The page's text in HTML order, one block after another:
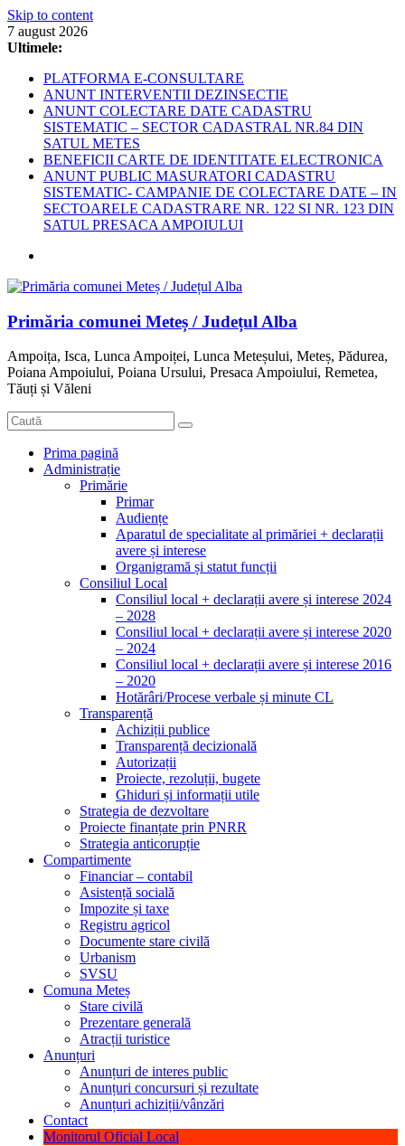
Skip to content
7 august 2026
Ultimele:
PLATFORMA E-CONSULTARE
ANUNT INTERVENTII DEZINSECTIE
ANUNT COLECTARE DATE CADASTRU
SISTEMATIC – SECTOR CADASTRAL NR.84 DIN
SATUL METES
BENEFICII CARTE DE IDENTITATE ELECTRONICA
ANUNT PUBLIC MASURATORI CADASTRU
SISTEMATIC- CAMPANIE DE COLECTARE DATE – IN
SECTOARELE CADASTRARE NR. 122 SI NR. 123 DIN
SATUL PRESACA AMPOIULUI
Primăria comunei Meteș / Județul Alba
Ampoița, Isca, Lunca Ampoiței, Lunca Meteșului, Meteș, Pădurea,
Poiana Ampoiului, Poiana Ursului, Presaca Ampoiului, Remetea,
Tăuți și Văleni
Prima pagină
Administrație
Primărie
Primar
Audiențe
Aparatul de specialitate al primăriei + declarații
avere și interese
Organigramă și statut funcții
Consiliul Local
Consiliul local + declarații avere și interese 2024
– 2028
Consiliul local + declarații avere și interese 2020
– 2024
Consiliul local + declarații avere și interese 2016
– 2020
Hotărâri/Procese verbale și minute CL
Transparență
Achiziții publice
Transparență decizională
Autorizații
Proiecte, rezoluții, bugete
Ghiduri și informații utile
Strategia de dezvoltare
Proiecte finanțate prin PNRR
Strategia anticorupție
Compartimente
Financiar – contabil
Asistență socială
Impozite și taxe
Registru agricol
Documente stare civilă
Urbanism
SVSU
Comuna Meteș
Stare civilă
Prezentare generală
Atracții turistice
Anunțuri
Anunțuri de interes public
Anunțuri concursuri și rezultate
Anunțuri achiziții/vânzări
Contact
Monitorul Oficial Local